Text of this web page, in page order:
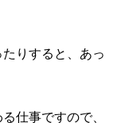
りすると、あっ
仕事ですので、